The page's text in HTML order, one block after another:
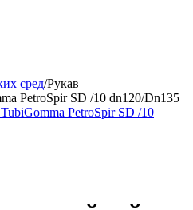
сред/Рукав
PetroSpir SD /10 dn120/Dn135